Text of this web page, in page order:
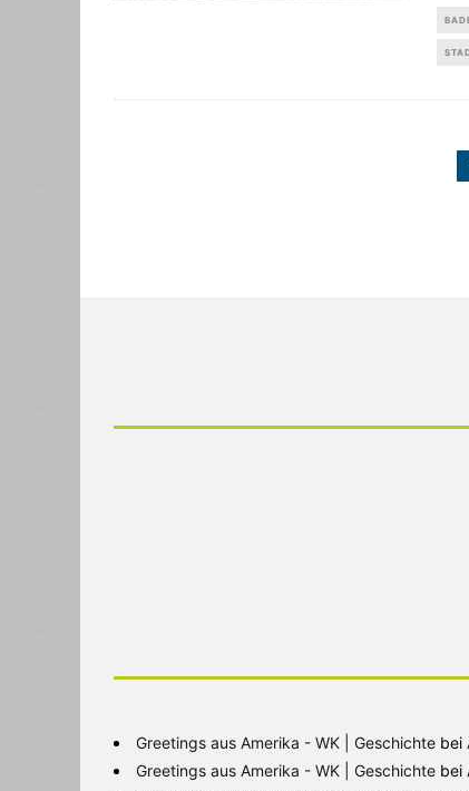
Greetings aus Amerika - WK | Geschichte bei
Greetings aus Amerika - WK | Geschichte bei